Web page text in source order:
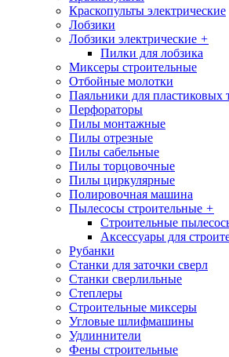
Краскопульты электрические
Лобзики
Лобзики электрические +
Пилки для лобзика
Миксеры строительные
Отбойные молотки
Паяльники для пластиковых
Перфораторы
Пилы монтажные
Пилы отрезные
Пилы сабельные
Пилы торцовочные
Пилы циркулярные
Полировочная машина
Пылесосы строительные +
Строительные
Аксессуары для
Рубанки
Станки для заточки сверл
Станки сверлильные
Степлеры
Строительные миксеры
Угловые шлифмашины
Удлиннители
Фены строительные